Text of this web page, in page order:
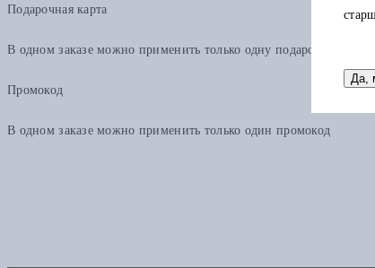
Подарочная карта
В одном заказе можно применить только одну подарочную
Промокод
В одном заказе можно применить только один промокод
Да,